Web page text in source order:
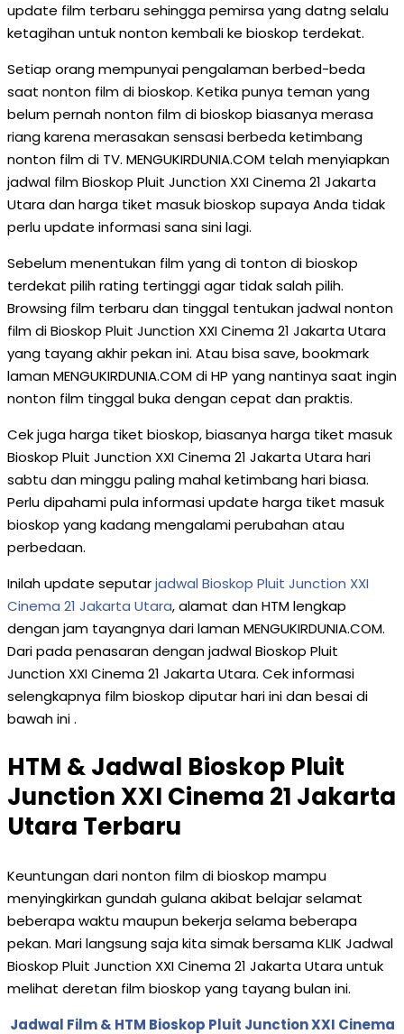
update film terbaru sehingga pemirsa yang datng selalu
ketagihan untuk nonton kembali ke bioskop terdekat.
Setiap orang mempunyai pengalaman berbed-beda
saat nonton film di bioskop. Ketika punya teman yang
belum pernah nonton film di bioskop biasanya merasa
riang karena merasakan sensasi berbeda ketimbang
nonton film di TV. MENGUKIRDUNIA.COM telah menyiapkan
jadwal film Bioskop Pluit Junction XXI Cinema 21 Jakarta
Utara dan harga tiket masuk bioskop supaya Anda tidak
perlu update informasi sana sini lagi.
Sebelum menentukan film yang di tonton di bioskop
terdekat pilih rating tertinggi agar tidak salah pilih.
Browsing film terbaru dan tinggal tentukan jadwal nonton
film di Bioskop Pluit Junction XXI Cinema 21 Jakarta Utara
yang tayang akhir pekan ini. Atau bisa save, bookmark
laman MENGUKIRDUNIA.COM di HP yang nantinya saat ingin
nonton film tinggal buka dengan cepat dan praktis.
Cek juga harga tiket bioskop, biasanya harga tiket masuk
Bioskop Pluit Junction XXI Cinema 21 Jakarta Utara hari
sabtu dan minggu paling mahal ketimbang hari biasa.
Perlu dipahami pula informasi update harga tiket masuk
bioskop yang kadang mengalami perubahan atau
perbedaan.
Inilah update seputarjadwal Bioskop Pluit Junction XXI
Cinema 21 Jakarta Utara, alamat dan HTM lengkap
dengan jam tayangnya dari laman MENGUKIRDUNIA.COM.
Dari pada penasaran dengan jadwal Bioskop Pluit
Junction XXI Cinema 21 Jakarta Utara. Cek informasi
selengkapnya film bioskop diputar hari ini dan besai di
bawah ini .
HTM & Jadwal Bioskop Pluit
Junction XXI Cinema 21 Jakarta
Utara Terbaru
Keuntungan dari nonton film di bioskop mampu
menyingkirkan gundah gulana akibat belajar selamat
beberapa waktu maupun bekerja selama beberapa
pekan. Mari langsung saja kita simak bersama KLIK Jadwal
Bioskop Pluit Junction XXI Cinema 21 Jakarta Utara untuk
melihat deretan film bioskop yang tayang bulan ini.
Jadwal Film & HTM Bioskop Pluit Junction XXI Cinema